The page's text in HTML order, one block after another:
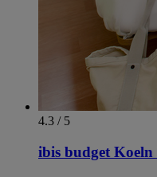
4.3 / 5
ibis budget Koeln